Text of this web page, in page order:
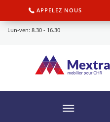
APPELEZ NOUS
Lun-ven: 8.30 - 16.30